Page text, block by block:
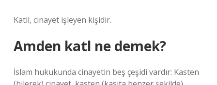
Katil, cinayet işleyen kişidir.
Amden katl ne demek?
İslam hukukunda cinayetin beş çeşidi vardır: Kasten